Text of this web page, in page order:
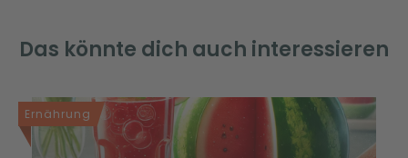
Das könnte dich auch interessieren
Ernährung